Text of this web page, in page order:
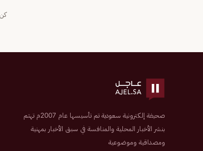
صحيفة إلكترونية سعودية تم تأسيسها عام 2007م تهتم
بنشر الأخبار المحلية والمنافسة في سبق الأخبار بمهنية
ومصداقية وموضوعية